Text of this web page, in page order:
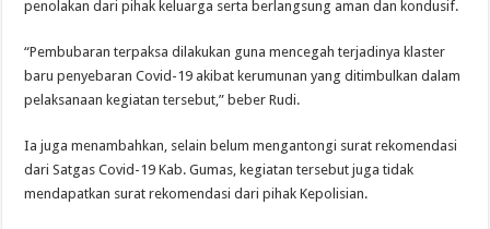
penolakan dari pihak keluarga serta berlangsung aman dan kondusif.
“Pembubaran terpaksa dilakukan guna mencegah terjadinya klaster
baru penyebaran Covid-19 akibat kerumunan yang ditimbulkan dalam
pelaksanaan kegiatan tersebut,” beber Rudi.
Ia juga menambahkan, selain belum mengantongi surat rekomendasi
dari Satgas Covid-19 Kab. Gumas, kegiatan tersebut juga tidak
mendapatkan surat rekomendasi dari pihak Kepolisian.